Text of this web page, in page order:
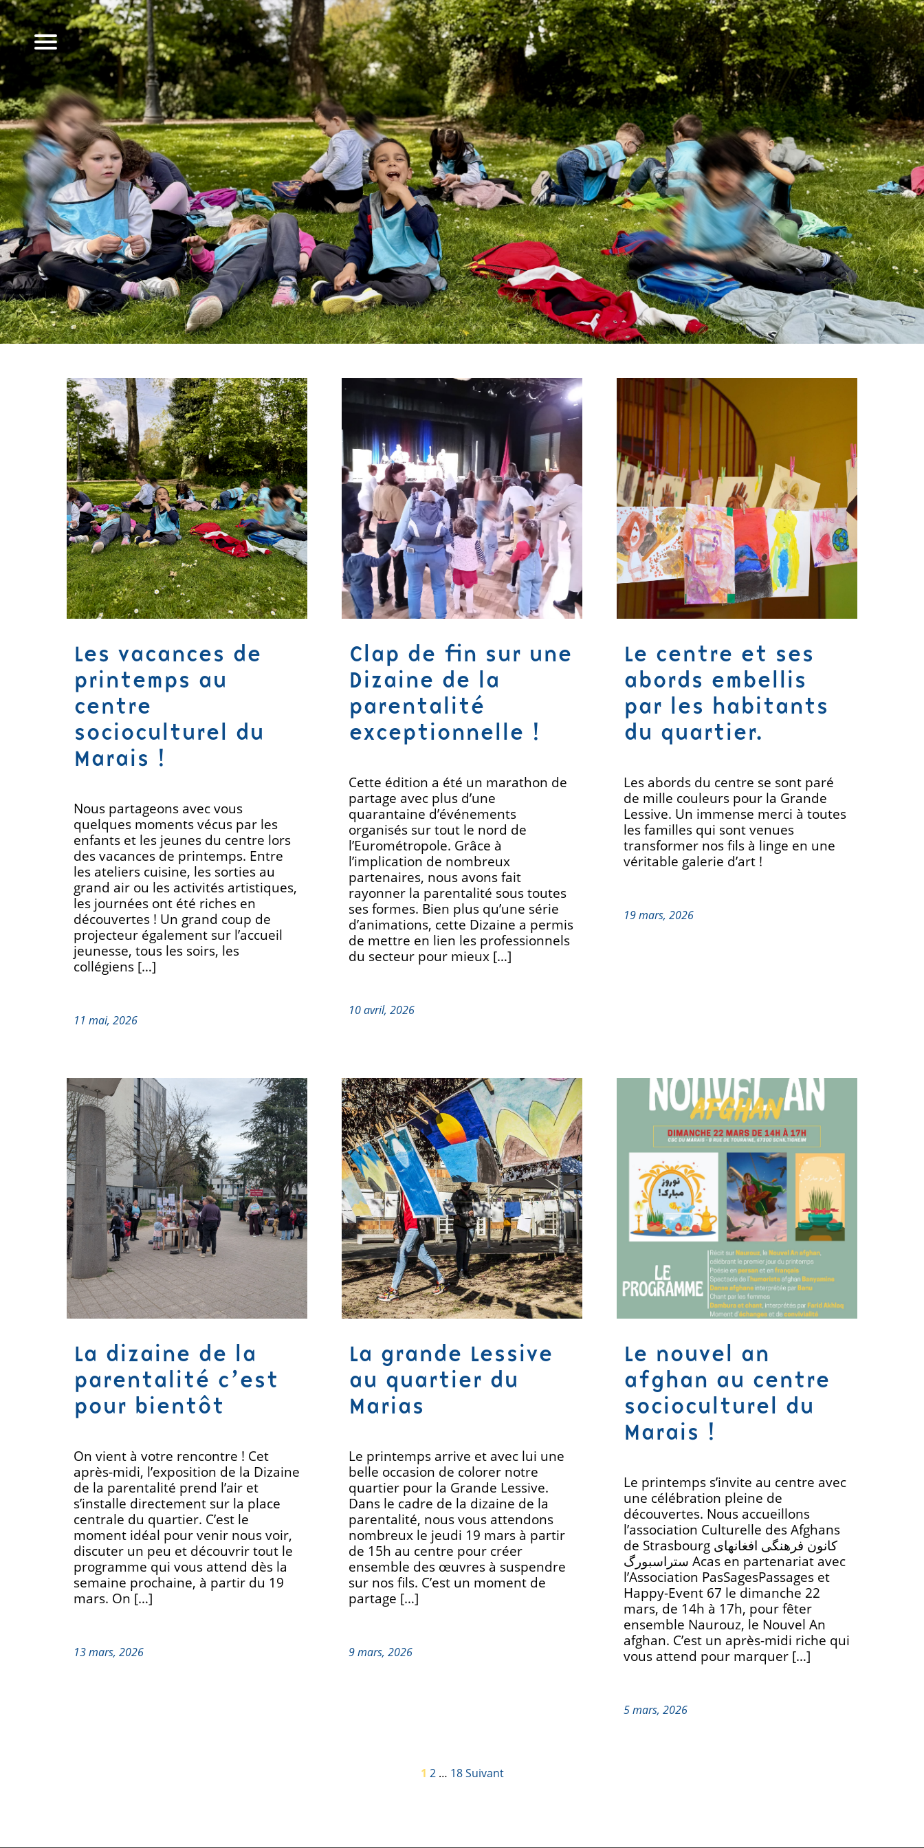
Les vacances de
printemps au
centre
socioculturel du
Marais !
Nous partageons avec vous
quelques moments vécus par les
enfants et les jeunes du centre lors
des vacances de printemps. Entre
les ateliers cuisine, les sorties au
grand air ou les activités artistiques,
les journées ont été riches en
découvertes ! Un grand coup de
projecteur également sur l’accueil
jeunesse, tous les soirs, les
collégiens […]
11 mai, 2026
Clap de fin sur une
Dizaine de la
parentalité
exceptionnelle !
Cette édition a été un marathon de
partage avec plus d’une
quarantaine d’événements
organisés sur tout le nord de
l’Eurométropole. Grâce à
l’implication de nombreux
partenaires, nous avons fait
rayonner la parentalité sous toutes
ses formes. Bien plus qu’une série
d’animations, cette Dizaine a permis
de mettre en lien les professionnels
du secteur pour mieux […]
10 avril, 2026
Le centre et ses
abords embellis
par les habitants
du quartier.
Les abords du centre se sont paré
de mille couleurs pour la Grande
Lessive. Un immense merci à toutes
les familles qui sont venues
transformer nos fils à linge en une
véritable galerie d’art !
19 mars, 2026
La dizaine de la
parentalité c’est
pour bientôt
On vient à votre rencontre ! Cet
après-midi, l’exposition de la Dizaine
de la parentalité prend l’air et
s’installe directement sur la place
centrale du quartier. C’est le
moment idéal pour venir nous voir,
discuter un peu et découvrir tout le
programme qui vous attend dès la
semaine prochaine, à partir du 19
mars. On […]
13 mars, 2026
La grande Lessive
au quartier du
Marias
Le printemps arrive et avec lui une
belle occasion de colorer notre
quartier pour la Grande Lessive.
Dans le cadre de la dizaine de la
parentalité, nous vous attendons
nombreux le jeudi 19 mars à partir
de 15h au centre pour créer
ensemble des œuvres à suspendre
sur nos fils. C’est un moment de
partage […]
9 mars, 2026
Le nouvel an
afghan au centre
socioculturel du
Marais !
Le printemps s’invite au centre avec
une célébration pleine de
découvertes. Nous accueillons
l’association Culturelle des Afghans
de Strasbourg کانون فرهنگی افغانهای
ستراسبورگ Acas en partenariat avec
l’Association PasSagesPassages et
Happy-Event 67 le dimanche 22
mars, de 14h à 17h, pour fêter
ensemble Naurouz, le Nouvel An
afghan. C’est un après-midi riche qui
vous attend pour marquer […]
5 mars, 2026
PAGINATION
1 2 … 18 Suivant